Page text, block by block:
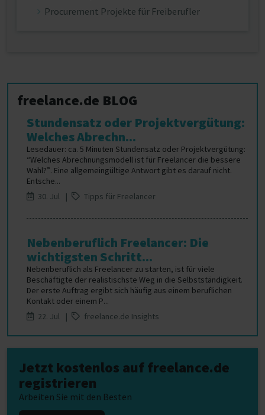
Procurement Projekte für Freiberufler
freelance.de BLOG
Stundensatz oder Projektvergütung:
Welches Abrechn...
Lesedauer: ca. 5 Minuten Stundensatz oder Projektvergütung:
“Welches Abrechnungsmodell ist für Freelancer die bessere
Wahl?”. Eine allgemeingültige Antwort gibt es darauf nicht.
Entsche...
30. Jul |
Tipps für Freelancer
Nebenberuflich Freelancer: Die
wichtigsten Schritt...
Nebenberuflich als Freelancer zu starten, ist für viele
Beschäftigte der realistischste Weg in die Selbstständigkeit.
Der erste Auftrag ergibt sich häufig aus einem beruflichen
Kontakt oder einem P...
22. Jul |
freelance.de Insights
Jetzt kostenlos auf freelance.de
registrieren
Arbeiten Sie mit den Besten